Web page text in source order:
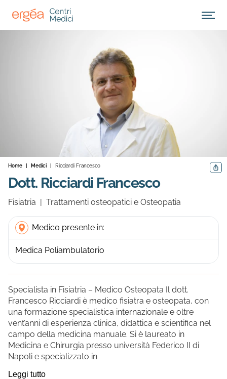
Apri
Home Medici Ricciardi Francesco
Dott. Ricciardi Francesco
Fisiatria | Trattamenti osteopatici e Osteopatia
Medico presente in:
Medica Poliambulatorio
Specialista in Fisiatria – Medico Osteopata Il dott.
Francesco Ricciardi è medico fisiatra e osteopata, con
una formazione specialistica internazionale e oltre
vent’anni di esperienza clinica, didattica e scientifica nel
campo della medicina manuale. Si è laureato in
Medicina e Chirurgia presso università Federico II di
Napoli e specializzato in
Leggi tutto